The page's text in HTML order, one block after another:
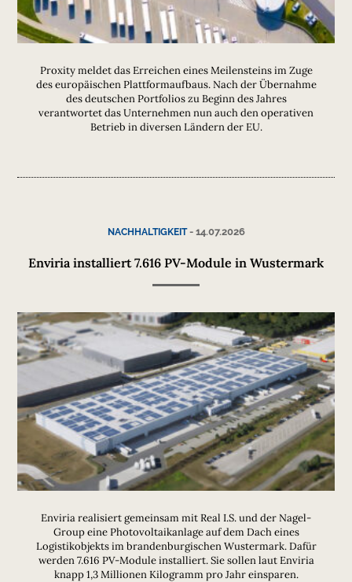
Proxity meldet das Erreichen eines Meilensteins im Zuge
des europäischen Plattformaufbaus. Nach der Übernahme
des deutschen Portfolios zu Beginn des Jahres
verantwortet das Unternehmen nun auch den operativen
Betrieb in diversen Ländern der EU.
NACHHALTIGKEIT- 14.07.2026
Enviria installiert 7.616 PV-Module in Wustermark
Enviria realisiert gemeinsam mit Real I.S. und der Nagel-
Group eine Photovoltaikanlage auf dem Dach eines
Logistikobjekts im brandenburgischen Wustermark. Dafür
werden 7.616 PV-Module installiert. Sie sollen laut Enviria
knapp 1,3 Millionen Kilogramm pro Jahr einsparen.